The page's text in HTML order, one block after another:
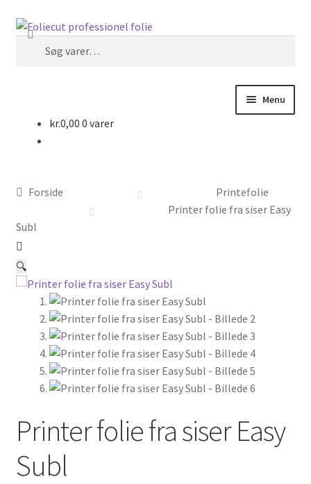
Spring
navigation
Spring
Søg
Søg
Menu
Kasse
Handelsbetingelser hos Foliecut
Min Konto
Inspiration
kr.0,00 0 varer
Forside
Printefolie
Printer folie fra siser Easy
Subl
🔍
Printer folie fra siser Easy
Subl